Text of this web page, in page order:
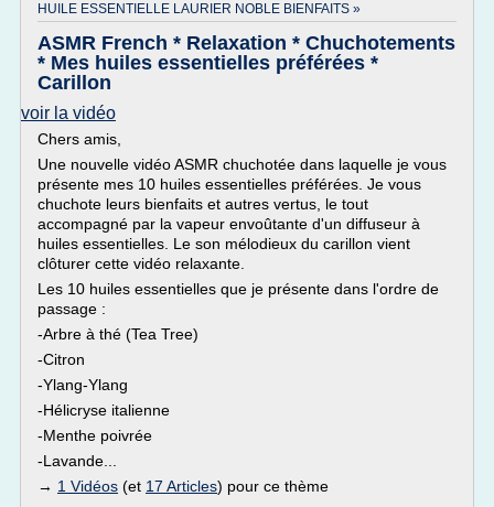
HUILE ESSENTIELLE LAURIER NOBLE BIENFAITS »
ASMR French * Relaxation * Chuchotements
* Mes huiles essentielles préférées *
Carillon
voir la vidéo
Chers amis,
Une nouvelle vidéo ASMR chuchotée dans laquelle je vous
présente mes 10 huiles essentielles préférées. Je vous
chuchote leurs bienfaits et autres vertus, le tout
accompagné par la vapeur envoûtante d'un diffuseur à
huiles essentielles. Le son mélodieux du carillon vient
clôturer cette vidéo relaxante.
Les 10 huiles essentielles que je présente dans l'ordre de
passage :
-Arbre à thé (Tea Tree)
-Citron
-Ylang-Ylang
-Hélicryse italienne
-Menthe poivrée
-Lavande...
→ 1 Vidéos (et 17 Articles) pour ce thème